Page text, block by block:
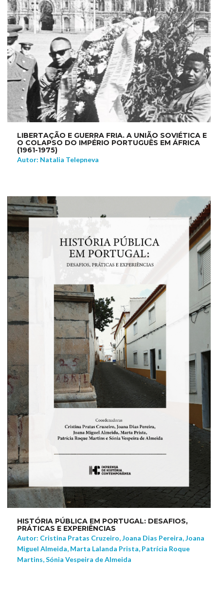
LIBERTAÇÃO E GUERRA FRIA. A UNIÃO SOVIÉTICA E
O COLAPSO DO IMPÉRIO PORTUGUÊS EM ÁFRICA
(1961-1975)
Autor: Natalia Telepneva
NEW
HISTÓRIA PÚBLICA EM PORTUGAL: DESAFIOS,
PRÁTICAS E EXPERIÊNCIAS
Autor: Cristina Pratas Cruzeiro, Joana Dias Pereira, Joana
Miguel Almeida, Marta Lalanda Prista, Patrícia Roque
Martins, Sónia Vespeira de Almeida